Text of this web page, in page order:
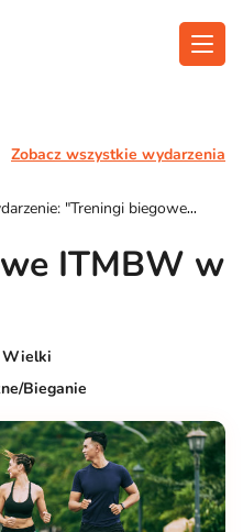
Zobacz wszystkie wydarzenia
"Treningi biegowe
ITMBW w
Wielki
Bieganie